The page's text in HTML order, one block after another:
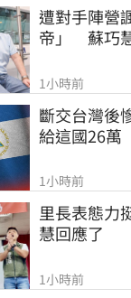
遭對手陣營
帝」　蘇巧
1小時前
斷交台灣後
給這國26萬
1小時前
里長表態力
慧回應了
1小時前